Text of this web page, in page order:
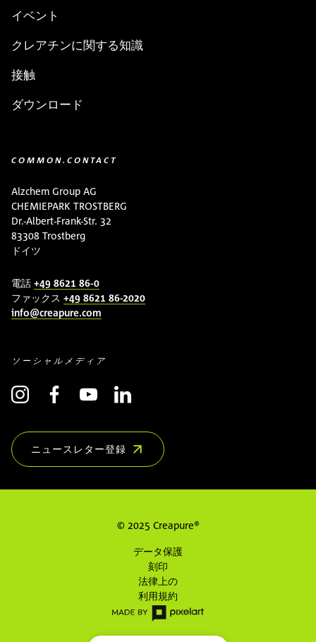
イベント
クレアチンに関する知識
接触
ダウンロード
COMMON.CONTACT
Alzchem Group AG
CHEMIEPARK TROSTBERG
Dr.-Albert-Frank-Str. 32
83308 Trostberg
ドイツ
電話 +49 8621 86-0
ファックス +49 8621 86-2020
info@creapure.com
ソーシャルメディア
ニュースレター登録
(COMMON.OPENS_IN_NEW_WINDOW)
© 2025 Creapure®
データ保護
刻印
法律上の
利用規約